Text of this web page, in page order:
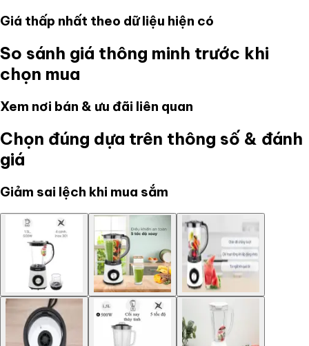
Giá thấp nhất theo dữ liệu hiện có
So sánh giá thông minh trước khi
chọn mua
Xem nơi bán & ưu đãi liên quan
Chọn đúng dựa trên thông số & đánh
giá
Giảm sai lệch khi mua sắm